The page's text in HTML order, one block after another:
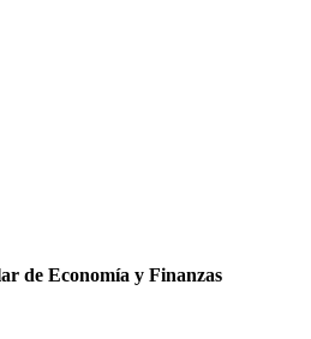
de Economía y Finanzas